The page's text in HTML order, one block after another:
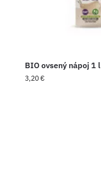
BIO ovsený nápoj 1 l
3,20€